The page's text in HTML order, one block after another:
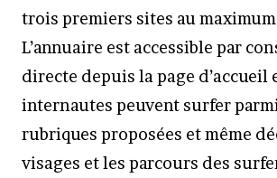
trois premiers sites au
L’annuaire est accessible par
directe depuis la page d’accueil
internautes peuvent surfer
rubriques proposées et même
visages et les parcours des